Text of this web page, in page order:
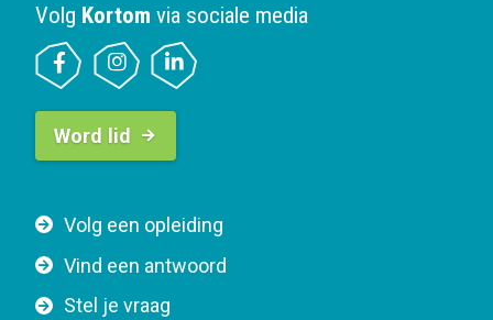
F
o
t
Volg een opleiding
Vind een antwoord
Stel je vraag
Volg Kortom via sociale media
B
t
o
n
Word lid